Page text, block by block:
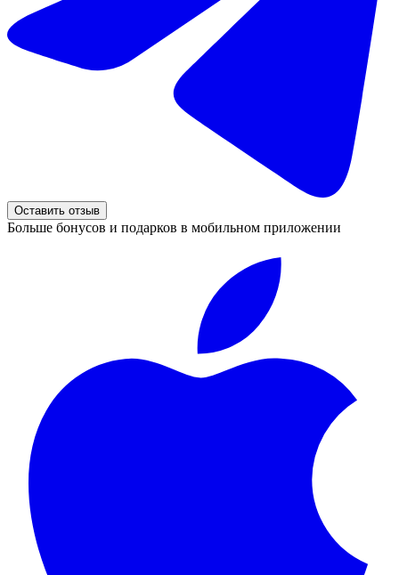
Оставить отзыв
Больше бонусов и подарков в мобильном приложении